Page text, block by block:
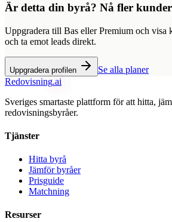
Är detta din byrå? Nå fler
Uppgradera till Bas eller Premium och visa
och ta emot leads direkt.
Uppgradera profilen
Se alla planer
Redovisning.ai
Sveriges smartaste plattform för att hitta,
redovisningsbyråer.
Tjänster
Hitta byrå
Jämför byråer
Prisguide
Matchning
Resurser